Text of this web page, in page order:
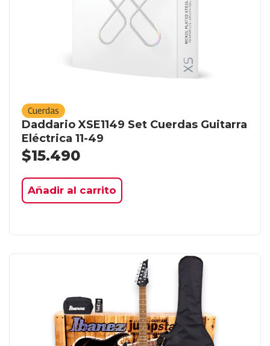
Cuerdas
Daddario XSE1149 Set Cuerdas Guitarra
Eléctrica 11-49
$15.490
Añadir al carrito